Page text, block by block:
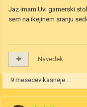
Jaz imam Uvi gamerski
sem na ikejinem sranju
Navedek
9 mesecev kasneje...